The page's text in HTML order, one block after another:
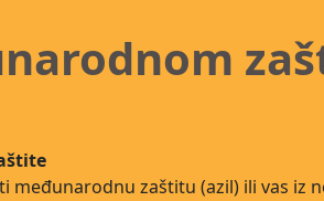
zaštitu (azil) ili vas iz